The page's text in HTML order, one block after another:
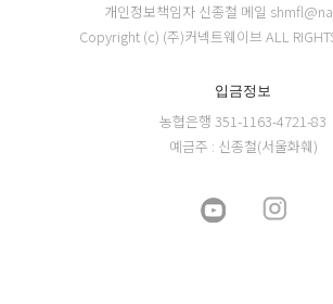
개인정보책임자 신종철 메일
Copyright (c) (주)커넥트웨이브 ALL
입금정보
농협은행 351-1163-4721-83
예금주 : 신종철(서울화훼)